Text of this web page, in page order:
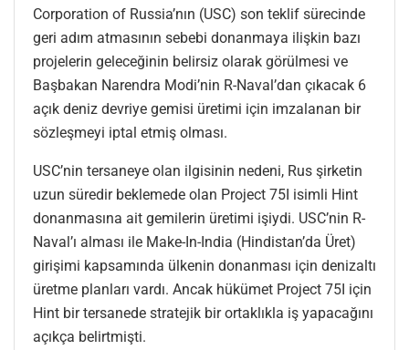
Corporation of Russia’nın (USC) son teklif sürecinde
geri adım atmasının sebebi donanmaya ilişkin bazı
projelerin geleceğinin belirsiz olarak görülmesi ve
Başbakan Narendra Modi’nin R-Naval’dan çıkacak 6
açık deniz devriye gemisi üretimi için imzalanan bir
sözleşmeyi iptal etmiş olması.
USC’nin tersaneye olan ilgisinin nedeni, Rus şirketin
uzun süredir beklemede olan Project 75I isimli Hint
donanmasına ait gemilerin üretimi işiydi. USC’nin R-
Naval’ı alması ile Make-In-India (Hindistan’da Üret)
girişimi kapsamında ülkenin donanması için denizaltı
üretme planları vardı. Ancak hükümet Project 75I için
Hint bir tersanede stratejik bir ortaklıkla iş yapacağını
açıkça belirtmişti.